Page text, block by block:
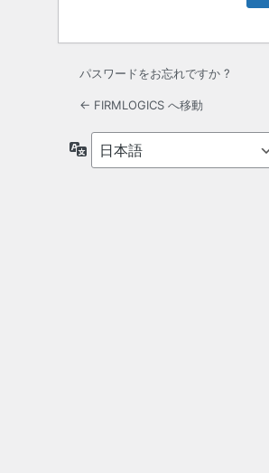
パスワードをお忘れですか ?
← FIRMLOGICS へ移動
語